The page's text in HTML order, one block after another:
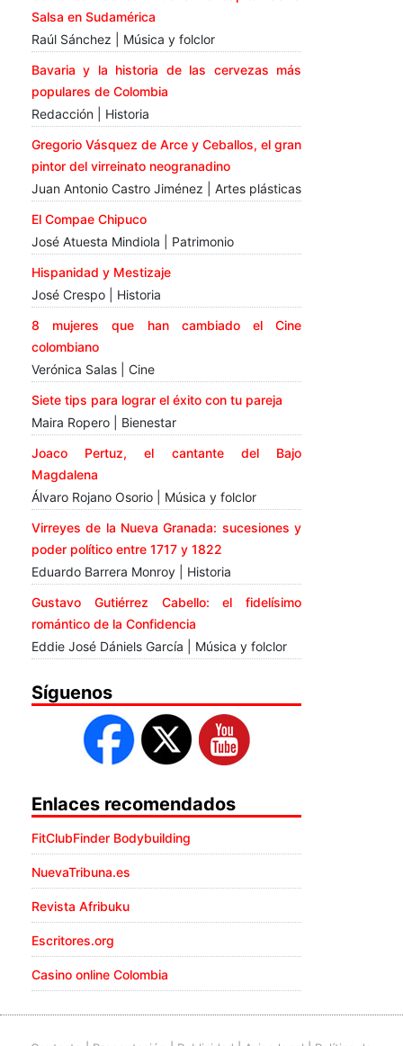
Salsa en Sudamérica
Raúl Sánchez | Música y folclor
Bavaria y la historia de las cervezas más
populares de Colombia
Redacción | Historia
Gregorio Vásquez de Arce y Ceballos, el gran
pintor del virreinato neogranadino
Juan Antonio Castro Jiménez | Artes plásticas
El Compae Chipuco
José Atuesta Mindiola | Patrimonio
Hispanidad y Mestizaje
José Crespo | Historia
8 mujeres que han cambiado el Cine
colombiano
Verónica Salas | Cine
Siete tips para lograr el éxito con tu pareja
Maira Ropero | Bienestar
Joaco Pertuz, el cantante del Bajo
Magdalena
Álvaro Rojano Osorio | Música y folclor
Virreyes de la Nueva Granada: sucesiones y
poder político entre 1717 y 1822
Eduardo Barrera Monroy | Historia
Gustavo Gutiérrez Cabello: el fidelísimo
romántico de la Confidencia
Eddie José Dániels García | Música y folclor
Síguenos
Enlaces recomendados
FitClubFinder Bodybuilding
NuevaTribuna.es
Revista Afribuku
Escritores.org
Casino online Colombia